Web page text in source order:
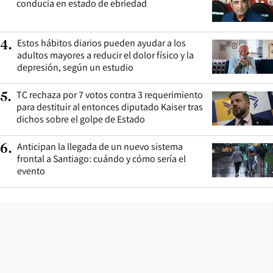
conducía en estado de ebriedad
4. Estos hábitos diarios pueden ayudar a los
adultos mayores a reducir el dolor físico y la
depresión, según un estudio
5. TC rechaza por 7 votos contra 3 requerimiento
para destituir al entonces diputado Kaiser tras
dichos sobre el golpe de Estado
6. Anticipan la llegada de un nuevo sistema
frontal a Santiago: cuándo y cómo sería el
evento